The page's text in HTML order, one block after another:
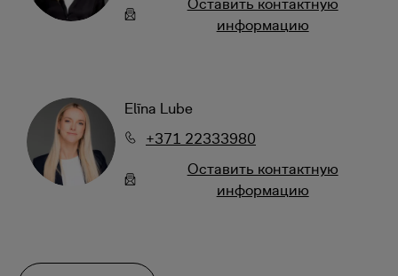
Oставить контактную
информацию
Elīna Lube
+371 22333980
Oставить контактную
информацию